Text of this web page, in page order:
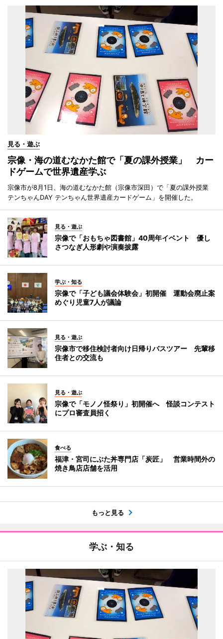
見る・遊ぶ
宗像・海の道むなかた館で「夏の課外授業」 カー
ドゲームで世界遺産学ぶ
宗像市が8月1日、海の道むなかた館（宗像市深田）で「夏の課外授業
テンちゃんDAY テンちゃん世界遺産カードゲーム」を開催した。
見る・遊ぶ
宗像で「おもちゃ図書館」40周年イベント 優し
さつなぎ人形劇や演奏披露
学ぶ・知る
宗像で「子ども議会体験会」初開催 運動会廃止案
めぐり児童7人が議論
見る・遊ぶ
宗像市で移住検討者向け日帰りバスツアー 先輩移
住者との交流も
見る・遊ぶ
宗像で「モノノ怪祭り」初開催へ 怪談コンテスト
にプロ審査員招く
食べる
福津・宮司にぶた丼専門店「炭匠」 営業時間外の
焼き鳥店店舗を活用
もっと見る
学ぶ・知る